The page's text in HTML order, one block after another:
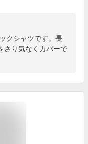
クシャツです。長
さり気なくカバーで